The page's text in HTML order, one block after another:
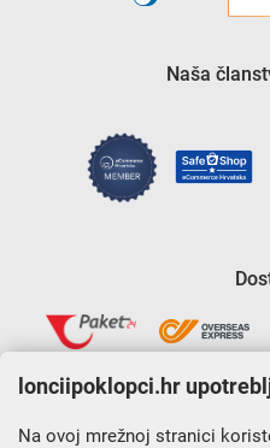
Naša
lonciipoklopci.hr
Na ovoj mrežnoj stranici